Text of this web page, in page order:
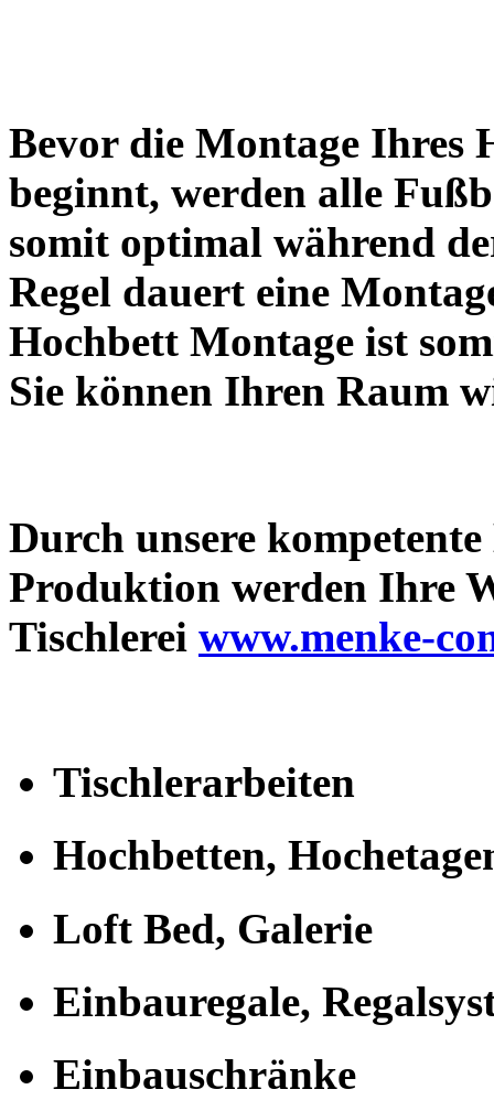
Bevor die Montage Ihres
beginnt, werden alle
somit optimal während
Regel dauert eine
Hochbett Montage ist
Sie können Ihren Raum
Durch unsere
Produktion werden Ihre
Tischlerei www.menke-
Tischlerarbeiten
Hochbetten,
Loft Bed, Galerie
Einbauregale,
Einbauschränke